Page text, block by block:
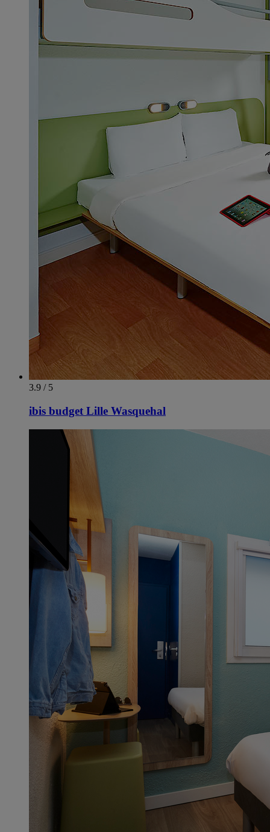
3.9 / 5
ibis budget Lille Wasquehal